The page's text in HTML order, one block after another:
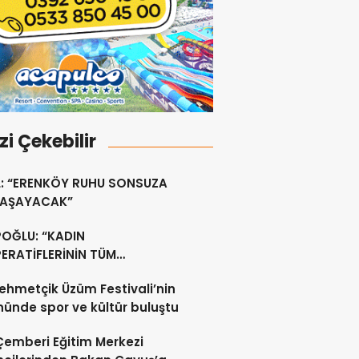
Çekebilir
“ERENKÖY RUHU SONSUZA
“KADIN
TÜM
YÜZDE 100
Üzüm Festivali’nin
spor ve kültür buluştu
Eğitim Merkezi